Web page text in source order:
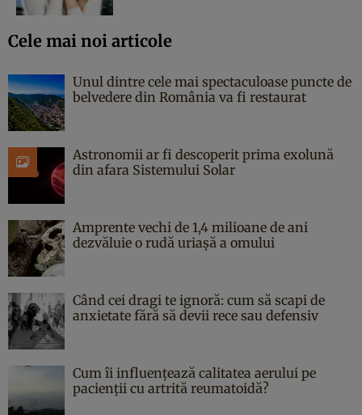
Cele mai noi articole
Unul dintre cele mai spectaculoase puncte de
belvedere din România va fi restaurat
Astronomii ar fi descoperit prima exolună
din afara Sistemului Solar
Amprente vechi de 1,4 milioane de ani
dezvăluie o rudă uriașă a omului
Când cei dragi te ignoră: cum să scapi de
anxietate fără să devii rece sau defensiv
Cum îi influențează calitatea aerului pe
pacienții cu artrită reumatoidă?